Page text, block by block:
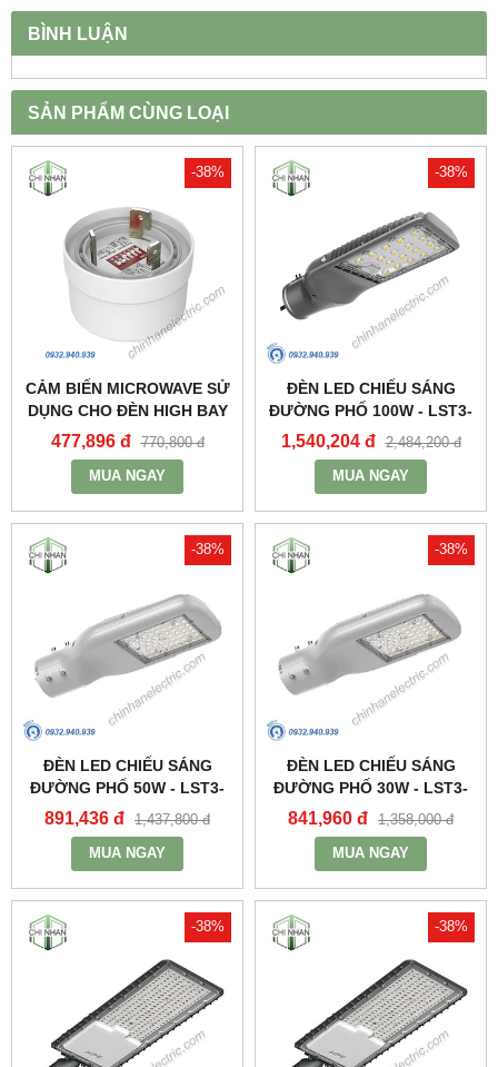
BÌNH LUẬN
SẢN PHẨM CÙNG LOẠI
-38%
CẢM BIẾN MICROWAVE SỬ
DỤNG CHO ĐÈN HIGH BAY
NHÀ XƯỞNG HBE2_MPE
477,896 đ 770,800 đ
MUA NGAY
-38%
ĐÈN LED CHIẾU SÁNG
ĐƯỜNG PHỐ 100W - LST3-
100 - MPE
1,540,204 đ 2,484,200 đ
MUA NGAY
-38%
ĐÈN LED CHIẾU SÁNG
ĐƯỜNG PHỐ 50W - LST3-
50 - MPE
891,436 đ 1,437,800 đ
MUA NGAY
-38%
ĐÈN LED CHIẾU SÁNG
ĐƯỜNG PHỐ 30W - LST3-
30 - MPE
841,960 đ 1,358,000 đ
MUA NGAY
-38% -38%